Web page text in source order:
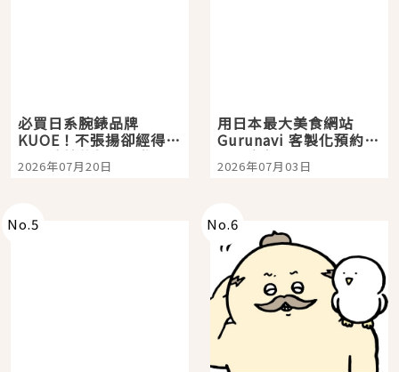
必買日系腕錶品牌
KUOE！不張揚卻經得起
時間洗鍊的經典之作五
選
2026年07月20日
用日本最大美食網站
Gurunavi 客製化預約九
大都市餐廳，打造專屬
美食體驗！
2026年07月03日
No.5 No.6